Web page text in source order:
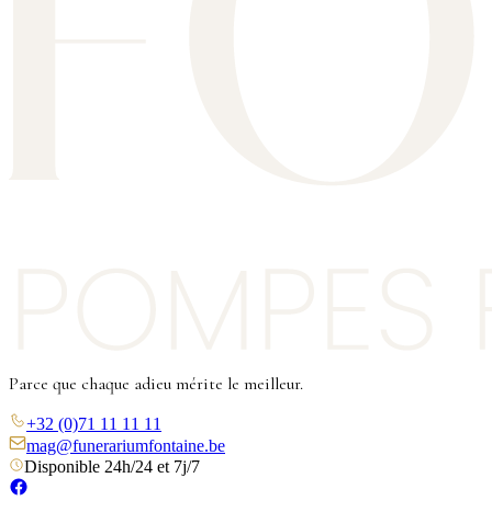
Parce que chaque adieu mérite le meilleur.
+32 (0)71 11 11 11
mag@funerariumfontaine.be
Disponible 24h/24 et 7j/7